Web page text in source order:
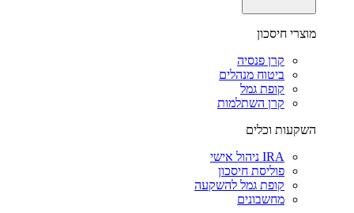
מוצרי חיסכון
קרן פנסיה
ביטוח מנהלים
קופת גמל
קרן השתלמות
השקעות וכלים
IRA ניהול אישי
פוליסת חיסכון
קופת גמל להשקעה
מחשבונים